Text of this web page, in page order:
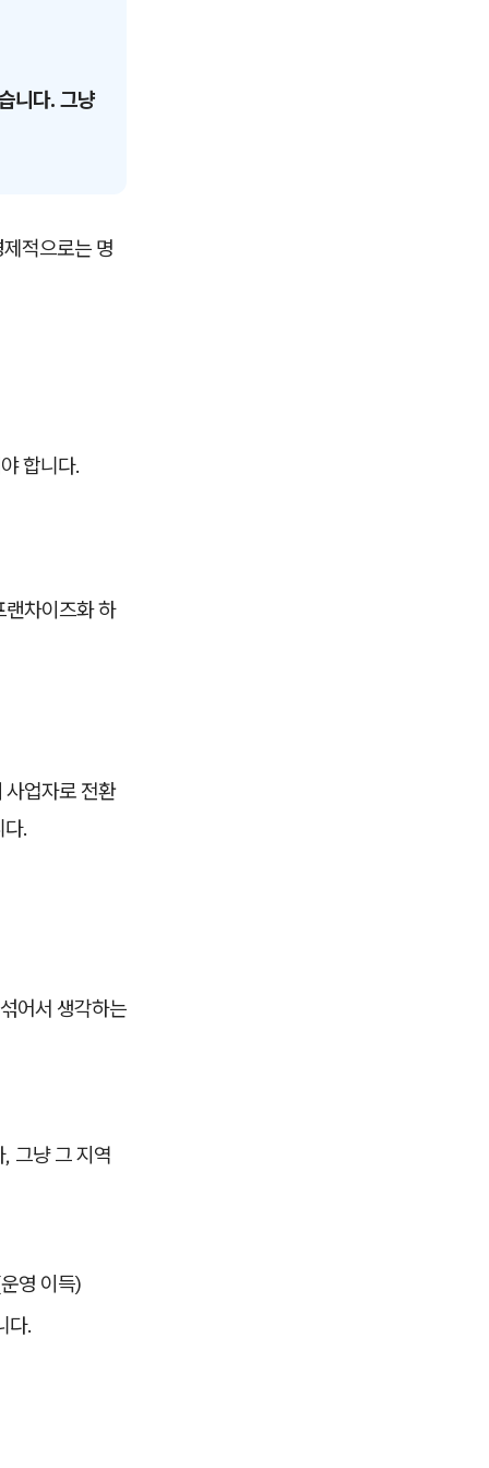
니다. 그냥
적으로는 명
합니다.
랜차이즈화 하
업자로 전환
.
어서 생각하는
그냥 그 지역
영 이득)
다.